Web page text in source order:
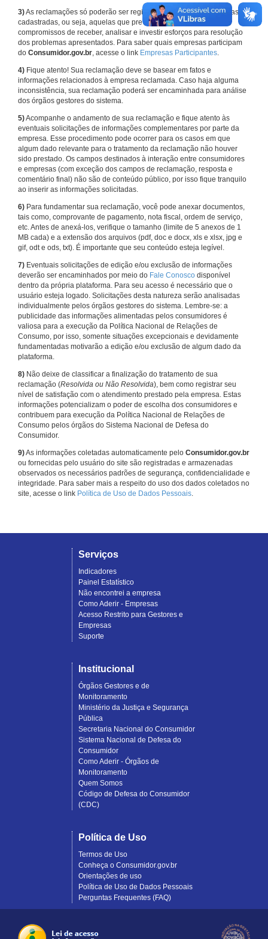
3)As reclamações só poderão ser registradas em face de empresas
cadastradas, ou seja, aquelas que previamente assumiram
compromissos de receber, analisar e investir esforços para resolução
dos problemas apresentados. Para saber quais empresas participam
do Consumidor.gov.br, acesse o link Empresas Participantes.
4) Fique atento! Sua reclamação deve se basear em fatos e
informações relacionados à empresa reclamada. Caso haja alguma
inconsistência, sua reclamação poderá ser encaminhada para análise
dos órgãos gestores do sistema.
5)Acompanhe o andamento de sua reclamação e fique atento às
eventuais solicitações de informações complementares por parte da
empresa. Esse procedimento pode ocorrer para os casos em que
algum dado relevante para o tratamento da reclamação não houver
sido prestado. Os campos destinados à interação entre consumidores
e empresas (com exceção dos campos de reclamação, resposta e
comentário final) não são de conteúdo público, por isso fique tranquilo
ao inserir as informações solicitadas.
6) Para fundamentar sua reclamação, você pode anexar documentos,
tais como, comprovante de pagamento, nota fiscal, ordem de serviço,
etc. Antes de anexá-los, verifique o tamanho (limite de 5 anexos de 1
MB cada) e a extensão dos arquivos (pdf, doc e docx, xls e xlsx, jpg e
gif, odt e ods, txt). É importante que seu conteúdo esteja legível.
7) Eventuais solicitações de edição e/ou exclusão de informações
deverão ser encaminhados por meio do Fale Conosco disponível
dentro da própria plataforma. Para seu acesso é necessário que o
usuário esteja logado. Solicitações desta natureza serão analisadas
individualmente pelos órgãos gestores do sistema. Lembre-se: a
publicidade das informações alimentadas pelos consumidores é
valiosa para a execução da Política Nacional de Relações de
Consumo, por isso, somente situações excepcionais e devidamente
fundamentadas motivarão a edição e/ou exclusão de algum dado da
plataforma.
8) Não deixe de classificar a finalização do tratamento de sua
reclamação (Resolvida ou Não Resolvida), bem como registrar seu
nível de satisfação com o atendimento prestado pela empresa. Estas
informações potencializam o poder de escolha dos consumidores e
contribuem para execução da Política Nacional de Relações de
Consumo pelos órgãos do Sistema Nacional de Defesa do
Consumidor.
9)As informações coletadas automaticamente pelo Consumidor.gov.br
ou fornecidas pelo usuário do site são registradas e armazenadas
observados os necessários padrões de segurança, confidencialidade e
integridade. Para saber mais a respeito do uso dos dados coletados no
site, acesse o link Política de Uso de Dados Pessoais.
Serviços
Indicadores
Painel Estatístico
Não encontrei a empresa
Como Aderir - Empresas
Acesso Restrito para Gestores e
Empresas
Suporte
Institucional
Órgãos Gestores e de
Monitoramento
Ministério da Justiça e Segurança
Pública
Secretaria Nacional do Consumidor
Sistema Nacional de Defesa do
Consumidor
Como Aderir - Órgãos de
Monitoramento
Quem Somos
Código de Defesa do Consumidor
(CDC)
Política de Uso
Termos de Uso
Conheça o Consumidor.gov.br
Orientações de uso
Política de Uso de Dados Pessoais
Perguntas Frequentes (FAQ)